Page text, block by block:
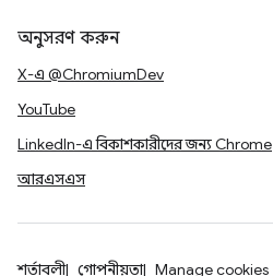
অনুসরণ করুন
X-এ @ChromiumDev
YouTube
LinkedIn-এ বিকাশকারীদের জন্য Chrome
আরএসএস
শর্তাবলী গোপনীয়তা Manage cookies